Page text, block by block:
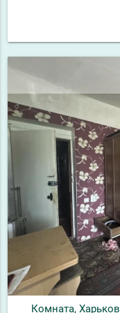
Комната,